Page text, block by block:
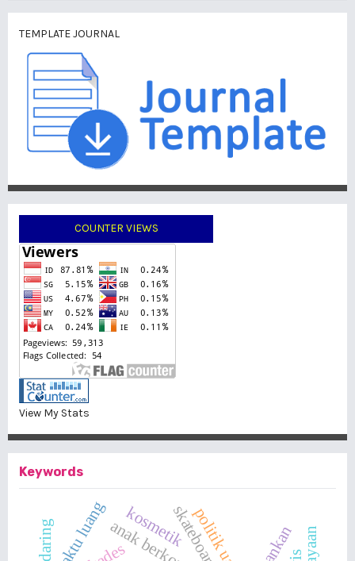
TEMPLATE JOURNAL
COUNTER VIEWS
View My Stats
Keywords
skateboard
politik uang
waktu luang kosmetik